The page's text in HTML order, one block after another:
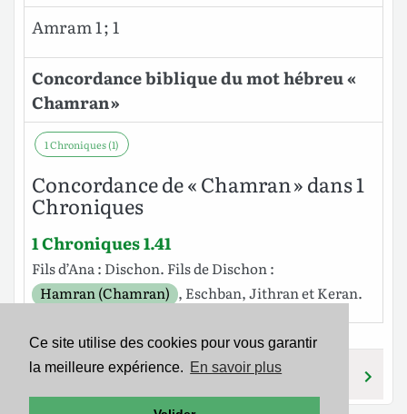
Ce site utilise des cookies pour vous garantir
la meilleure expérience. En savoir plus
Amram 1 ; 1
Concordance biblique du mot hébreu «
Chamran »
1 Chroniques (1)
Concordance de « Chamran » dans 1
Chroniques
1 Chroniques 1.41
Filsd’Ana: Dischon. FilsdeDischon:
Hamran (Chamran) , Eschban,JithranetKeran.
CHAMORAH CHAMASH